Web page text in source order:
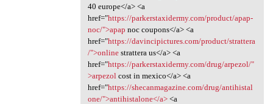
40 europe</a> <a
href="https://parkerstaxidermy.com/product/apap-
noc/">apap noc coupons</a> <a
href="https://davincipictures.com/product/strattera
/">onlinestrattera us</a> <a
href="https://parkerstaxidermy.com/drug/arpezol/"
>arpezol cost in mexico</a> <a
href="https://shecanmagazine.com/drug/antihistal
one/">antihistalone</a><a